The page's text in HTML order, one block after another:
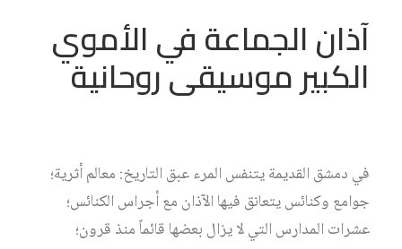
آذان الجماعة في الأموي
الكبير موسيقى روحانية
في دمشق القديمة يتنفس المرء عبق التاريخ: معالم أثرية؛
جوامع وكنائس يتعانق فيها الآذان مع أجراس الكنائس؛
عشرات المدارس التي لا يزال بعضها قائماً منذ قرون؛